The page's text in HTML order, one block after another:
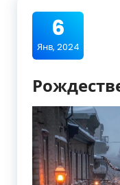
6
Янв, 2024